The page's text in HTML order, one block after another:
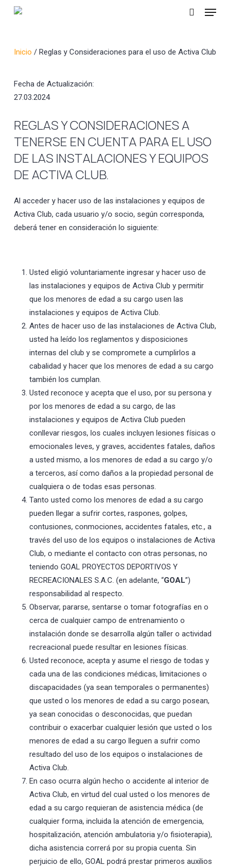
Menu
Inicio / Reglas y Consideraciones para el uso de Activa Club
Fecha de Actualización:
27.03.2024
REGLAS Y CONSIDERACIONES A
TENERSE EN CUENTA PARA EL USO
DE LAS INSTALACIONES Y EQUIPOS
DE ACTIVA CLUB.
Al acceder y hacer uso de las instalaciones y equipos de
Activa Club, cada usuario y/o socio, según corresponda,
deberá tener en consideración lo siguiente:
Usted eligió voluntariamente ingresar y hacer uso de
las instalaciones y equipos de Activa Club y permitir
que los menores de edad a su cargo usen las
instalaciones y equipos de Activa Club.
Antes de hacer uso de las instalaciones de Activa Club,
usted ha leído los reglamentos y disposiciones
internas del club y se compromete a cumplirlos a
cabalidad y hacer que los menores de edad a su cargo
también los cumplan.
Usted reconoce y acepta que el uso, por su persona y
por los menores de edad a su cargo, de las
instalaciones y equipos de Activa Club pueden
conllevar riesgos, los cuales incluyen lesiones físicas o
emocionales leves, y graves, accidentes fatales, daños
a usted mismo, a los menores de edad a su cargo y/o
a terceros, así como daños a la propiedad personal de
cualquiera o de todas esas personas.
Tanto usted como los menores de edad a su cargo
pueden llegar a sufrir cortes, raspones, golpes,
contusiones, conmociones, accidentes fatales, etc., a
través del uso de los equipos o instalaciones de Activa
Club, o mediante el contacto con otras personas, no
teniendo GOAL PROYECTOS DEPORTIVOS Y
RECREACIONALES S.A.C. (en adelante, “GOAL”)
responsabilidad al respecto.
Observar, pararse, sentarse o tomar fotografías en o
cerca de cualquier campo de entrenamiento o
instalación donde se desarrolla algún taller o actividad
recreacional puede resultar en lesiones físicas.
Usted reconoce, acepta y asume el riesgo de todas y
cada una de las condiciones médicas, limitaciones o
discapacidades (ya sean temporales o permanentes)
que usted o los menores de edad a su cargo posean,
ya sean conocidas o desconocidas, que puedan
contribuir o exacerbar cualquier lesión que usted o los
menores de edad a su cargo lleguen a sufrir como
resultado del uso de los equipos o instalaciones de
Activa Club.
En caso ocurra algún hecho o accidente al interior de
Activa Club, en virtud del cual usted o los menores de
edad a su cargo requieran de asistencia médica (de
cualquier forma, incluida la atención de emergencia,
hospitalización, atención ambulatoria y/o fisioterapia),
dicha asistencia correrá por su propia cuenta. Sin
perjuicio de ello, GOAL podrá prestar primeros auxilios